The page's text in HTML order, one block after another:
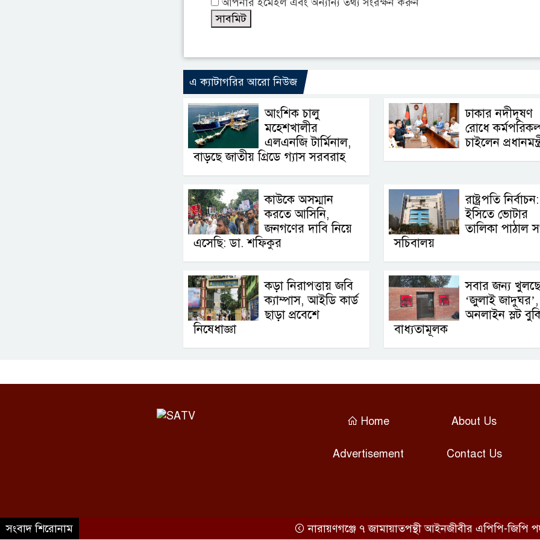
আপনার ইমেইল এবং অন্যান্য তথ্য সংরক্ষন করুন
এ ক্যাটাগরির আরো নিউজ
আংশিক চালু
মহেশখালীর
এলএনজি টার্মিনাল,
বাড়ছে জাতীয় গ্রিডে গ্যাস সরবরাহ
ঢাকার নদীদূষণ
রোধে
চাইলেন
কাউকে অসম্মান
করতে আসিনি,
জনগণের দাবি নিয়ে
এসেছি: ডা. শফিকুর
রাষ্ট্রপতি নির্বাচন:
ইসিতে ভোটার
তালিকা পাঠাল
সচিবালয়
কড়া নিরাপত্তায় জবি
ক্যাম্পাস, আইডি কার্ড
ছাড়া প্রবেশে
নিষেধাজ্ঞা
সবার জন্য খুলছে
‘জুলাই জাদুঘর’,
অনলাইন স্লট
বাধ্যতামূলক
Home About Us
Advertisement Contact Us
©SATV 2026 All rights reserved
সংবাদ শিরোনাম নারায়ণগঞ্জে ৭ জামায়াতপন্থী আইনজীবীর এপিপি-জিপি পদ